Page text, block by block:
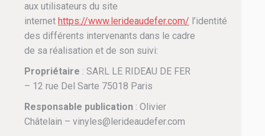
aux utilisateurs du site
internet https://www.lerideaudefer.com/ l’identité
des différents intervenants dans le cadre
de sa réalisation et de son suivi:
Propriétaire : SARL LE RIDEAU DE FER
– 12 rue Del Sarte 75018 Paris
Responsable publication: Olivier
Châtelain – vinyles@lerideaudefer.com